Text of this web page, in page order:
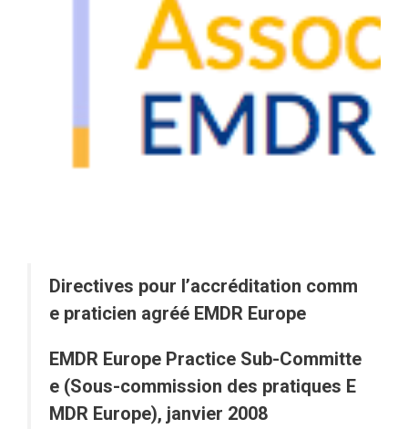
Directives pour l’accréditation comm
e praticien agréé EMDR Europe
EMDR Europe Practice Sub-Committe
e (Sous-commission des pratiques E
MDR Europe), janvier 2008